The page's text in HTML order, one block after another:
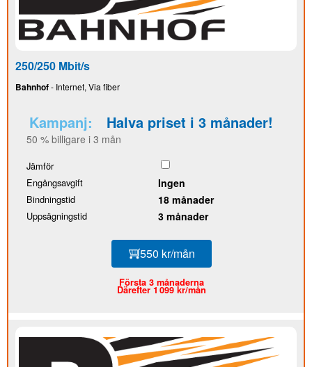
250/250 Mbit/s
Bahnhof- Internet, Via fiber
Kampanj: Halva priset i 3 månader!
50 % billigare i 3 mån
Jämför
Engångsavgift
Ingen
Bindningstid 18 månader
Uppsägningstid 3 månader
550 kr/mån
Första 3 månaderna
Därefter 1 099 kr/mån